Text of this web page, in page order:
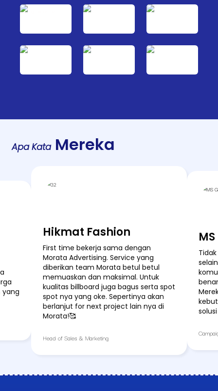
Apa KataMereka
yang
Hikmat Fashion
First time bekerja sama dengan
Morata Advertising. Service yang
diberikan team Morata betul betul
memuaskan dan maksimal. Untuk
kualitas billboard juga bagus serta spot
spot nya yang oke. Sepertinya akan
berlanjut for next project lain nya di
Morata!🥰
Head of Sales & Marketing